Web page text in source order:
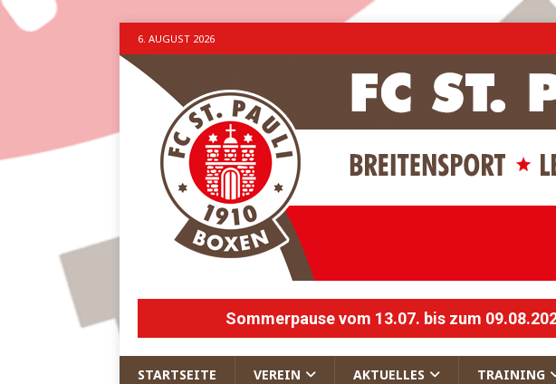
6. AUGUST 2026
Sommerpause vom 13.07. bis zum
STARTSEITE VEREIN AKTUELLES TRAINING